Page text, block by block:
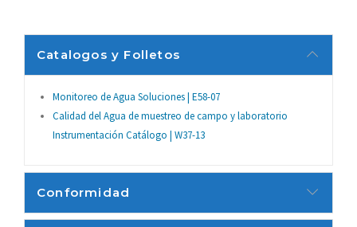
certificaciones IP67 a prueba de agua
Rango de
saturación-0 Oxígeno Disuelto%
de aire a 200% de oxígeno
L
Memoria
50 conjunto de datos de memoria
Catalogos y Folletos
Monitoreo de Agua Soluciones | E58-07
Calidad del Agua de muestreo de campo y laboratorio
Instrumentación Catálogo | W37-13
Conformidad